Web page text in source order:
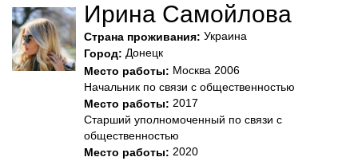
Ирина Самойлова
Страна проживания: Украина
Город: Донецк
Место работы: Москва 2006
Начальник по связи с общественностью
Место работы: 2017
Старший уполномоченный по связи с
общественностью
Место работы: 2020